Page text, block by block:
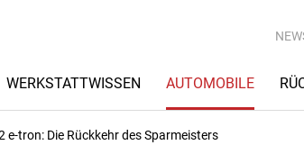
WERKSTATTWISSEN AUTOMOBILE
e-tron: Die Rückkehr des Sparmeisters